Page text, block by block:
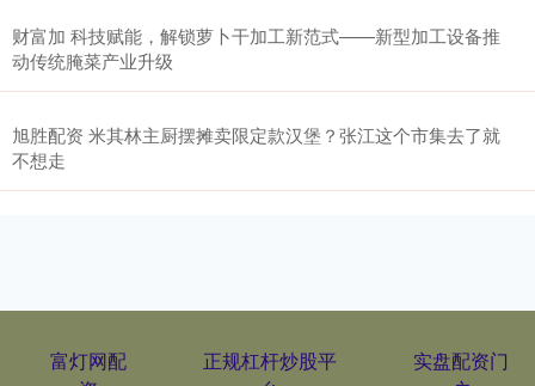
财富加 科技赋能，解锁萝卜干加工新范式——新型加工设备推
动传统腌菜产业升级
旭胜配资 米其林主厨摆摊卖限定款汉堡？张江这个市集去了就
不想走
富灯网配
正规杠杆炒股平
实盘配资门